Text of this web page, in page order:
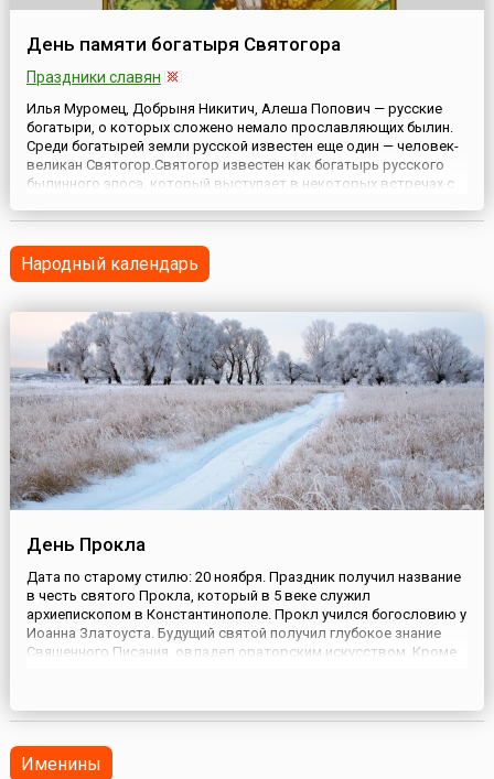
День памяти богатыря Святогора
Праздники славян
Илья Муромец, Добрыня Никитич, Алеша Попович — русские
богатыри, о которых сложено немало прославляющих былин.
Среди богатырей земли русской известен еще один — человек-
великан Святогор.Святогор известен как богатырь русского
былинного эпоса, который выступает в некоторых встречах с
огромным великаном, «выше леса стоячего». Его тело с тр...
Народный календарь
День Прокла
Дата по старому стилю: 20 ноября. Праздник получил название
в честь святого Прокла, который в 5 веке служил
архиепископом в Константинополе. Прокл учился богословию у
Иоанна Златоуста. Будущий святой получил глубокое знание
Священного Писания, овладел ораторским искусством. Кроме
своего у...
Именины